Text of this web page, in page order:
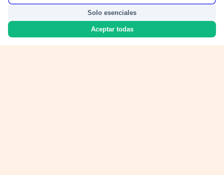
Solo esenciales
Aceptar todas